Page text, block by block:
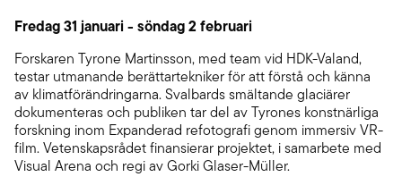
Fredag 31 januari - söndag 2 februari
Forskaren Tyrone Martinsson, med team vid HDK-Valand,
testar utmanande berättartekniker för att förstå och känna
av klimatförändringarna. Svalbards smältande glaciärer
dokumenteras och publiken tar del av Tyrones konstnärliga
forskning inom Expanderad refotografi genom immersiv VR-
film. Vetenskapsrådet finansierar projektet, i samarbete med
Visual Arena och regi av Gorki Glaser-Müller.